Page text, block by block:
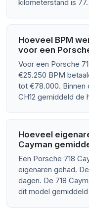
kilometerstand is
Hoeveel BPM
voor een
Voor een Porsche
€25.250 BPM
tot €78.000. Binnen
CH12 gemiddeld de
Hoeveel
Cayman
Een Porsche 718
eigenaren gehad.
dagen. De 718
dit model